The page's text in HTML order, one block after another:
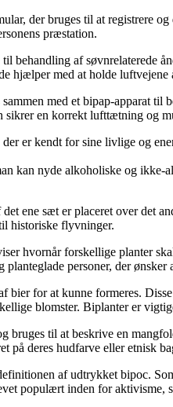
der bruges til at registrere
præstation.
behandling af søvnrelaterede
hjælper med at holde
med et bipap-apparat
sikrer en korrekt lufttætning og
er kendt for sine livlige og
kan nyde alkoholiske og
ene sæt er placeret over det
historiske flyvninger.
hvornår forskellige planter
personer, der ønsker
for at kunne formeres.
blomster. Biplanter er
til at beskrive en
på deres hudfarve eller etnisk
af udtrykket bipoc.
populært inden for aktivisme,